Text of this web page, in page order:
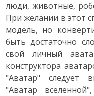
люди, животные,
При желании в этот
модель, но
быть достаточно
свой личный
конструктора
"Аватар" следует
"Аватар